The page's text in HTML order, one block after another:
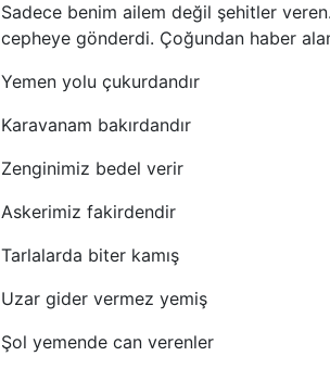
Sadece benim ailem değil şehitler
cepheye gönderdi. Çoğundan haber
Yemen yolu çukurdandır
Karavanam bakırdandır
Zenginimiz bedel verir
Askerimiz fakirdendir
Tarlalarda biter kamış
Uzar gider vermez yemiş
Şol yemende can verenler